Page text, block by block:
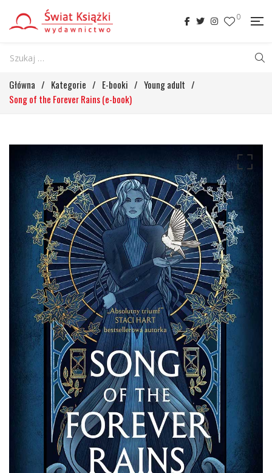
0
Główna / Kategorie / E-booki / Young adult /
Song of the Forever Rains (e-book)